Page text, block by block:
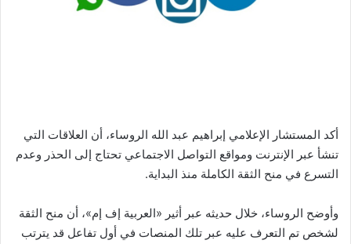
أكد المستشار الإعلامي إبراهيم عبد الله الروساء، أن العلاقات التي
تنشأ عبر الإنترنت ومواقع التواصل الاجتماعي تحتاج إلى الحذر وعدم
التسرع في منح الثقة الكاملة منذ البداية.
وأوضح الروساء، خلال حديثه عبر أثير «العربية إف إم»، أن منح الثقة
لشخص تم التعرف عليه عبر تلك المنصات في أول تفاعل قد يترتب